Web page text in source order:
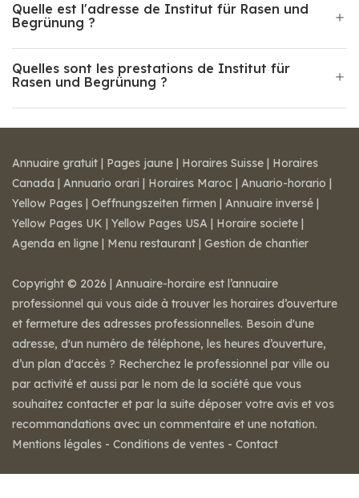
Quelle est l'adresse de Institut für Rasen und
Begrünung ?
Quelles sont les prestations de Institut für
Rasen und Begrünung ?
Annuaire gratuit | Pages jaune | Horaires Suisse | Horaires
Canada | Annuario orari | Horaires Maroc | Anuario-horario |
Yellow Pages | Oeffnungszeiten firmen | Annuaire inversé |
Yellow Pages UK | Yellow Pages USA | Horaire societe |
Agenda en ligne | Menu restaurant | Gestion de chantier
Copyright © 2026 | Annuaire-horaire est l’annuaire
professionnel qui vous aide à trouver les horaires d’ouverture
et fermeture des adresses professionnelles. Besoin d'une
adresse, d'un numéro de téléphone, les heures d’ouverture,
d’un plan d'accès ? Recherchez le professionnel par ville ou
par activité et aussi par le nom de la société que vous
souhaitez contacter et par la suite déposer votre avis et vos
recommandations avec un commentaire et une notation.
Mentions légales - Conditions de ventes - Contact